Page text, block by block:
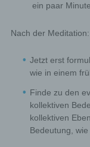
ein paar
Nach der Meditation:
Jetzt erst
wie in einem
Finde zu den
kollektiven
kollektiven
Bedeutung,
and time of
background
it possible to
Insofar, the
third parties
pass on the
criminal
The